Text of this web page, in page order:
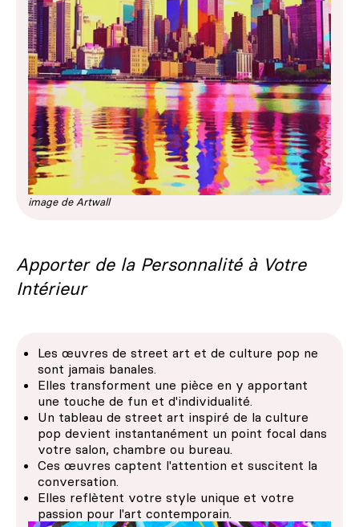
image de Artwall
Apporter de la Personnalité à Votre
Intérieur
Les œuvres de street art et de culture pop ne
sont jamais banales.
Elles transforment une pièce en y apportant
une touche de fun et d'individualité.
Un tableau de street art inspiré de la culture
pop devient instantanément un point focal dans
votre salon, chambre ou bureau.
Ces œuvres captent l'attention et suscitent la
conversation.
Elles reflètent votre style unique et votre
passion pour l'art contemporain.